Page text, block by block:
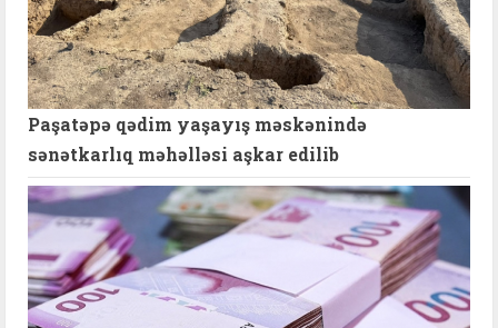
Paşatəpə qədim yaşayış məskənində
sənətkarlıq məhəlləsi aşkar edilib